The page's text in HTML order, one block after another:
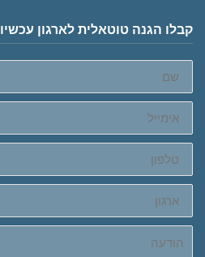
קבלו הגנה טוטאלית לארגון עכשיו
שם
אימייל
טלפון
ארגון
הודעה